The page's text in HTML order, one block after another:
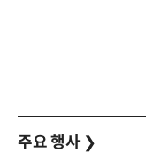
주요 행사 ❯